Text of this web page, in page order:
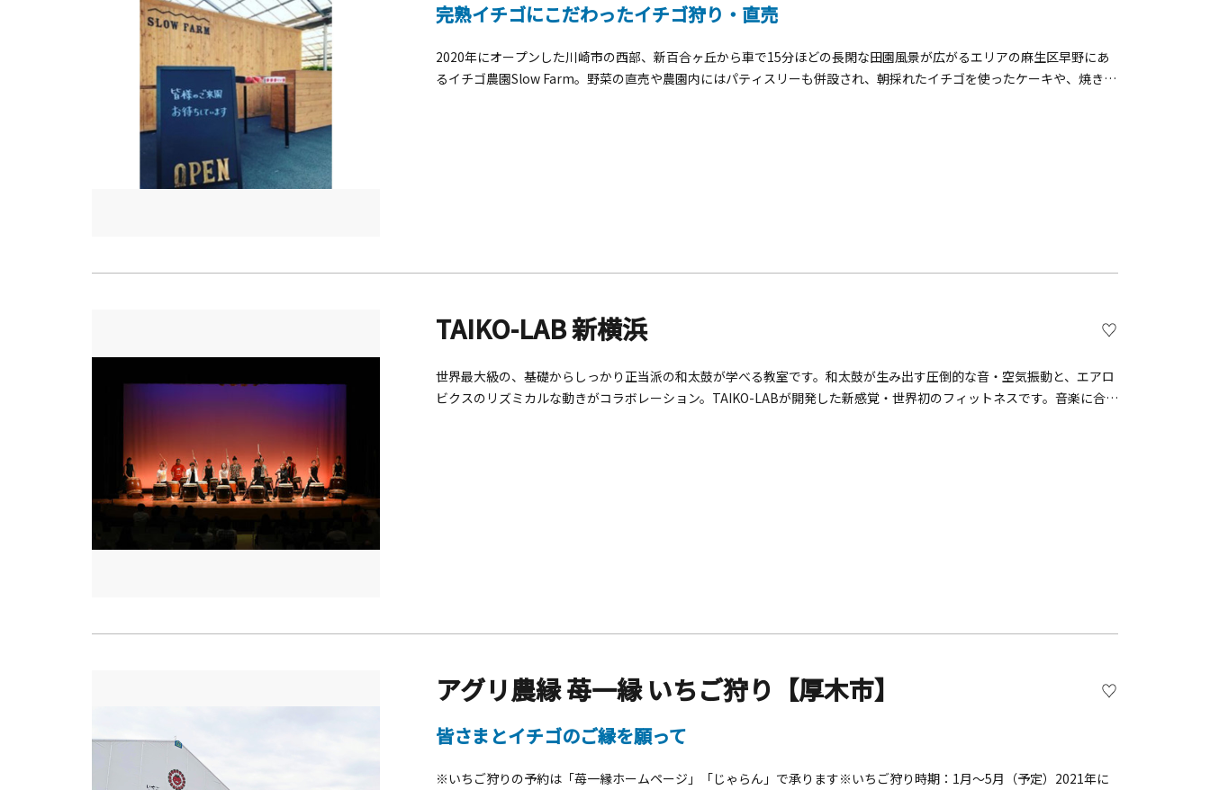
完熟イチゴにこだわったイチゴ狩り・直売
2020年にオープンした川崎市の西部、新百合ヶ丘から車で15分ほどの長閑な田園風景が広がるエリアの麻生区早野にあ
るイチゴ農園Slow Farm。野菜の直売や農園内にはパティスリーも併設され、朝採れたイチゴを使ったケーキや、焼きた
TAIKO-LAB 新横浜
世界最大級の、基礎からしっかり正当派の和太鼓が学べる教室です。和太鼓が生み出す圧倒的な音・空気振動と、エアロ
ビクスのリズミカルな動きがコラボレーション。TAIKO-LABが開発した新感覚・世界初のフィットネスです。音楽に合わ
アグリ農縁 苺一縁 いちご狩り【厚木市】
皆さまとイチゴのご縁を願って
※いちご狩りの予約は「苺一縁ホームページ」「じゃらん」で承ります※いちご狩り時期：1月～5月（予定）2021年に